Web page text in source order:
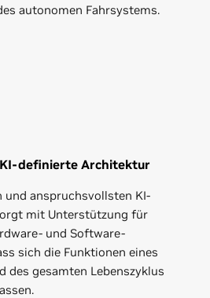
autonomen Fahrsystems.
definierte Architektur
und anspruchsvollsten KI-
mit Unterstützung für
und Software-
sich die Funktionen eines
des gesamten Lebenszyklus